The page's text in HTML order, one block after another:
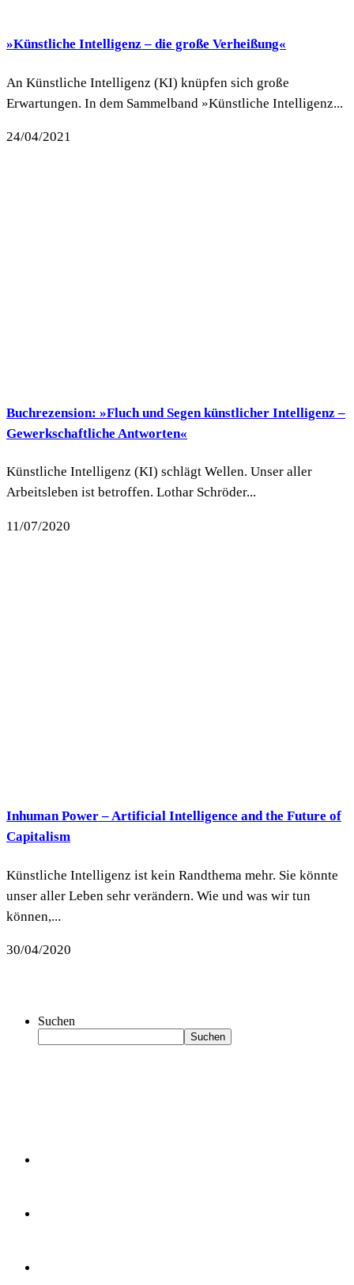
»Künstliche Intelligenz – die große Verheißung«
An Künstliche Intelligenz (KI) knüpfen sich große
Erwartungen. In dem Sammelband »Künstliche Intelligenz...
24/04/2021
Buchrezension: »Fluch und Segen künstlicher Intelligenz –
Gewerkschaftliche Antworten«
Künstliche Intelligenz (KI) schlägt Wellen. Unser aller
Arbeitsleben ist betroffen. Lothar Schröder...
11/07/2020
Inhuman Power – Artificial Intelligence and the Future of
Capitalism
Künstliche Intelligenz ist kein Randthema mehr. Sie könnte
unser aller Leben sehr verändern. Wie und was wir tun
können,...
30/04/2020
Suchen
Suchen